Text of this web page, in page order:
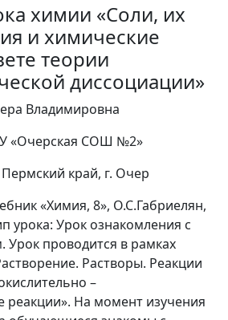
химии «Соли, их
и химические
теории
диссоциации»
Владимировна
«Очерская СОШ №2»
край, г. Очер
«Химия, 8», О.С.Габриелян,
урока: Урок ознакомления с
проводится в рамках
Растворы. Реакции
–
реакции». На момент изучения